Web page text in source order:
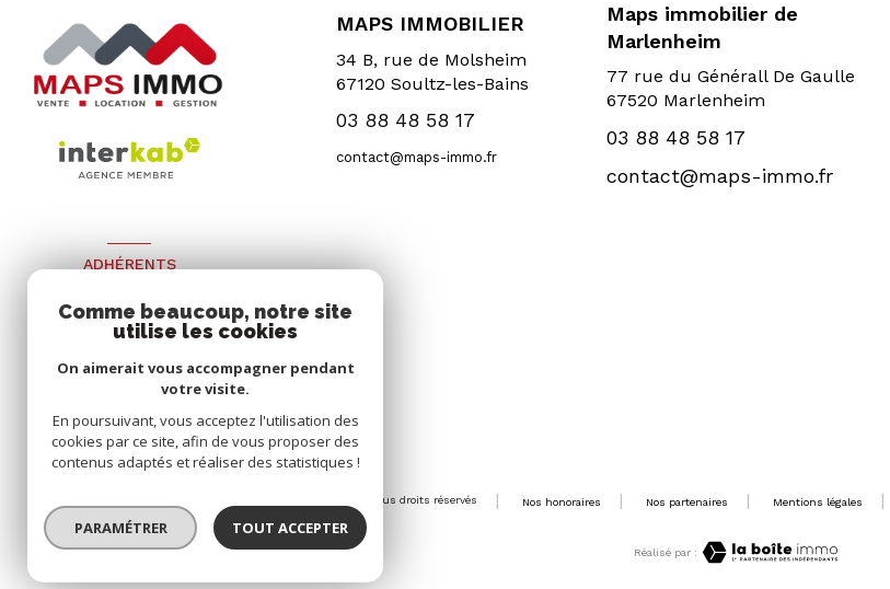
MAPS IMMOBILIER
34 B, rue de Molsheim
67120Soultz-les-Bains
03 88 48 58 17
contact@maps-immo.fr
Maps immobilier de
Marlenheim
77 rue du Générall De Gaulle
67520 Marlenheim
03 88 48 58 17
contact@maps-immo.fr
ADHÉRENTS
Nous adhérons
© 2026 | Tous droits réservés Nos honoraires Nos partenaires Mentions légales
Réalisé par :
Comme beaucoup, notre site
utilise les cookies
On aimerait vous accompagner pendant
votre visite.
En poursuivant, vous acceptez l'utilisation des
cookies par ce site, afin de vous proposer des
contenus adaptés et réaliser des statistiques !
PARAMÉTRER TOUT ACCEPTER